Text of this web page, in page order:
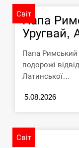
13:53
В Москве
рост”
СЕРПЕНЬ
13:40
Біля
Лейпцига
СЕРПЕНЬ
МИДе
Світ
Папа
Уругвай,
Папа Римський
подорожі
Латинської…
5.08.2026
Світ